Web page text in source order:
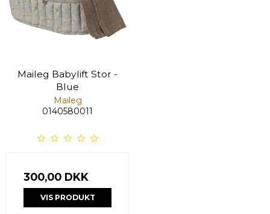
Maileg Babylift Stor -
Blue
Maileg
0140580011
300,00 DKK
VIS PRODUKT